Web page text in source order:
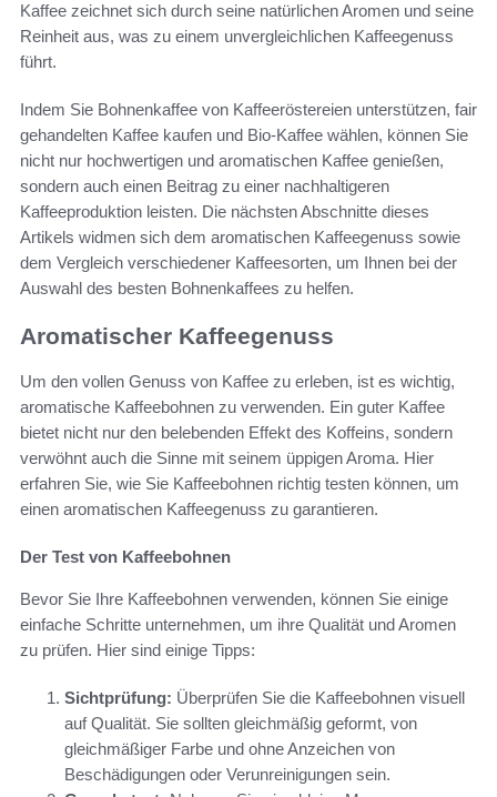
Kaffee zeichnet sich durch seine natürlichen Aromen und seine
Reinheit aus, was zu einem unvergleichlichen Kaffeegenuss
führt.
Indem Sie Bohnenkaffee von Kaffeeröstereien unterstützen, fair
gehandelten Kaffee kaufen und Bio-Kaffee wählen, können Sie
nicht nur hochwertigen und aromatischen Kaffee genießen,
sondern auch einen Beitrag zu einer nachhaltigeren
Kaffeeproduktion leisten. Die nächsten Abschnitte dieses
Artikels widmen sich dem aromatischen Kaffeegenuss sowie
dem Vergleich verschiedener Kaffeesorten, um Ihnen bei der
Auswahl des besten Bohnenkaffees zu helfen.
Aromatischer Kaffeegenuss
Um den vollen Genuss von Kaffee zu erleben, ist es wichtig,
aromatische Kaffeebohnen zu verwenden. Ein guter Kaffee
bietet nicht nur den belebenden Effekt des Koffeins, sondern
verwöhnt auch die Sinne mit seinem üppigen Aroma. Hier
erfahren Sie, wie Sie Kaffeebohnen richtig testen können, um
einen aromatischen Kaffeegenuss zu garantieren.
Der Test von Kaffeebohnen
Bevor Sie Ihre Kaffeebohnen verwenden, können Sie einige
einfache Schritte unternehmen, um ihre Qualität und Aromen
zu prüfen. Hier sind einige Tipps:
Sichtprüfung: Überprüfen Sie die Kaffeebohnen visuell
auf Qualität. Sie sollten gleichmäßig geformt, von
gleichmäßiger Farbe und ohne Anzeichen von
Beschädigungen oder Verunreinigungen sein.